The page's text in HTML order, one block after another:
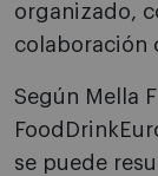
organizado,
colaboración
Según Mella
se puede